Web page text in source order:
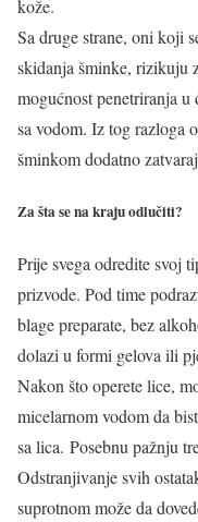
kože.
Sa druge strane, oni koji
skidanja šminke, rizikuju
mogućnost penetriranja
sa vodom. Iz tog razloga
šminkom dodatno
Za šta se na kraju odlučiti?
Prije svega odredite svoj
prizvode. Pod time
blage preparate, bez
dolazi u formi gelova ili
Nakon što operete lice,
micelarnom vodom da
sa lica. Posebnu pažnju
Odstranjivanje svih
suprotnom može da